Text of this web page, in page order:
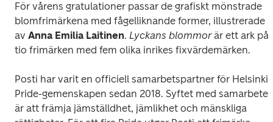
För vårens gratulationer passar de grafiskt mönstrade
blomfrimärkena med fågelliknande former, illustrerade
av Anna Emilia Laitinen. Lyckans blommor är ett ark på
tio frimärken med fem olika inrikes fixvärdemärken.
Posti har varit en officiell samarbetspartner för Helsinki
Pride-gemenskapen sedan 2018. Syftet med samarbetet
är att främja jämställdhet, jämlikhet och mänskliga